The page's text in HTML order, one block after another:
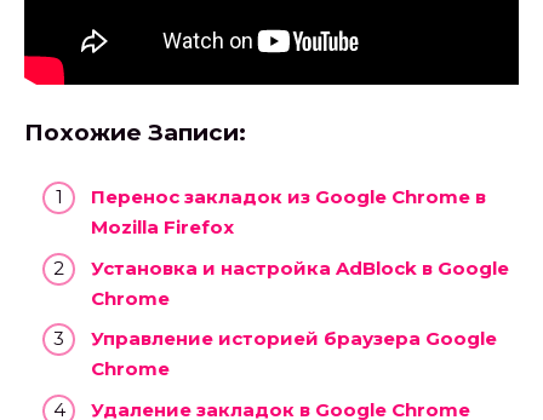
Похожие Записи:
Перенос закладок из Google Chrome в
Mozilla Firefox
Установка и настройка AdBlock в Google
Chrome
Управление историей браузера Google
Chrome
Удаление закладок в Google Chrome